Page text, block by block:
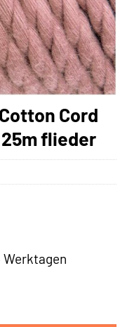
Cord
25m flieder